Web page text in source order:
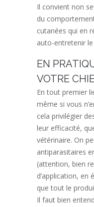
Il convient non
du
cutanées qui en
auto-entretenir
EN
VOTRE
En tout premier
même si vous
cela privilégier
leur efficacité,
vétérinaire. On
antiparasitaires
(attention, bien
d’application, en
que tout le
Il faut bien